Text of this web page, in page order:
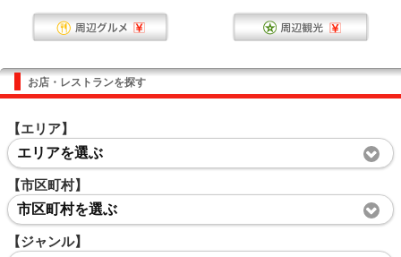
お店・レストランを探す
【エリア】
エリアを選ぶ
【市区町村】
市区町村を選ぶ
【ジャンル】